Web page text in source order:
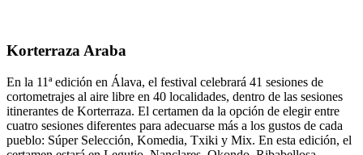
Korterraza Araba
En la 11ª edición en Álava, el festival celebrará 41 sesiones de
cortometrajes al aire libre en 40 localidades, dentro de las sesiones
itinerantes de Korterraza. El certamen da la opción de elegir entre
cuatro sesiones diferentes para adecuarse más a los gustos de cada
pueblo: Súper Selección, Komedia, Txiki y Mix. En esta edición, el